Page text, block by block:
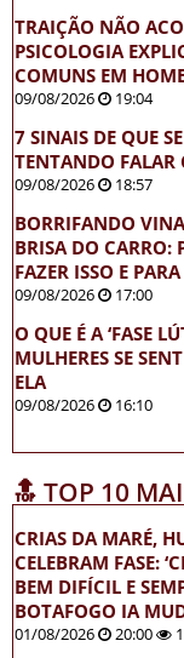
TRAIÇÃO NÃO
PSICOLOGIA
COMUNS EM
09/08/2026 19:04
7 SINAIS DE QUE
TENTANDO FALAR
09/08/2026 18:57
BORRIFANDO
BRISA DO CARRO:
FAZER ISSO E
09/08/2026 17:00
O QUE É A ‘FASE
MULHERES SE
ELA
09/08/2026 16:10
🔝 TOP 10
CRIAS DA MARÉ,
CELEBRAM FASE:
BEM DIFÍCIL E
BOTAFOGO IA
01/08/2026 20:00